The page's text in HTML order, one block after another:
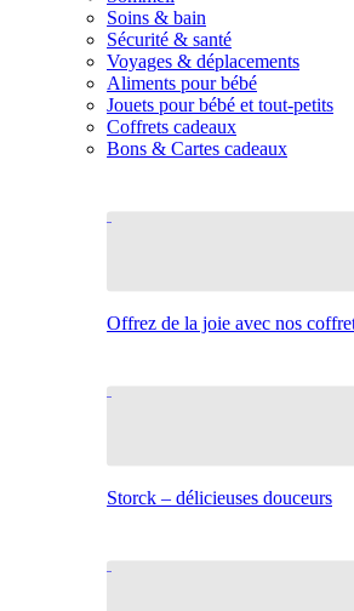
Soins & bain
Sécurité & santé
Voyages & déplacements
Aliments pour bébé
Jouets pour bébé et tout-petits
Coffrets cadeaux
Bons & Cartes cadeaux
Offrez de la joie avec nos
Storck – délicieuses douceurs